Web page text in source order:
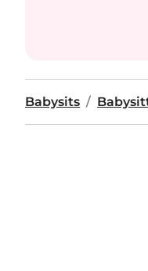
Babysits